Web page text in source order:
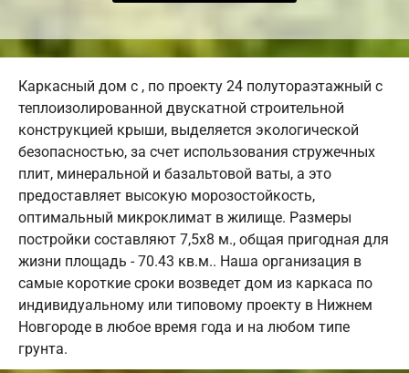
Каркасный дом с , по проекту 24 полутораэтажный с
теплоизолированной двускатной строительной
конструкцией крыши, выделяется экологической
безопасностью, за счет использования стружечных
плит, минеральной и базальтовой ваты, а это
предоставляет высокую морозостойкость,
оптимальный микроклимат в жилище. Размеры
постройки составляют 7,5х8 м., общая пригодная для
жизни площадь - 70.43 кв.м.. Наша организация в
самые короткие сроки возведет дом из каркаса по
индивидуальному или типовому проекту в Нижнем
Новгороде в любое время года и на любом типе
грунта.